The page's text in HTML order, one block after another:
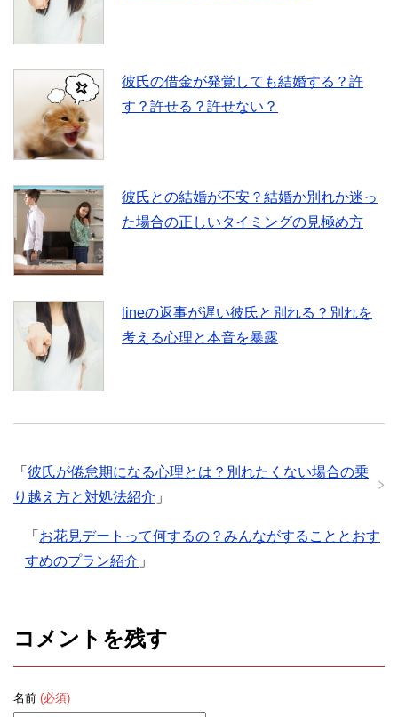
彼氏の借金が発覚しても結婚する？許
す？許せる？許せない？
彼氏との結婚が不安？結婚か別れか迷っ
た場合の正しいタイミングの見極め方
lineの返事が遅い彼氏と別れる？別れを
考える心理と本音を暴露
「 彼氏が倦怠期になる心理とは？別れたくない場合の乗
り越え方と対処法紹介 」
「 お花見デートって何するの？みんながすることとおす
すめのプラン紹介 」
コメントを残す
名前 (必須)